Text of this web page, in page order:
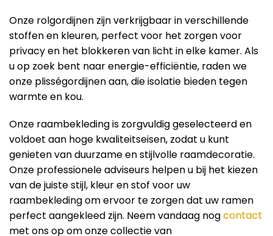
Onze rolgordijnen zijn verkrijgbaar in verschillende
stoffen en kleuren, perfect voor het zorgen voor
privacy en het blokkeren van licht in elke kamer. Als
u op zoek bent naar energie-efficiëntie, raden we
onze plisségordijnen aan, die isolatie bieden tegen
warmte en kou.
Onze raambekleding is zorgvuldig geselecteerd en
voldoet aan hoge kwaliteitseisen, zodat u kunt
genieten van duurzame en stijlvolle raamdecoratie.
Onze professionele adviseurs helpen u bij het kiezen
van de juiste stijl, kleur en stof voor uw
raambekleding om ervoor te zorgen dat uw ramen
perfect aangekleed zijn. Neem vandaag nogcontact
met ons op om onze collectie van